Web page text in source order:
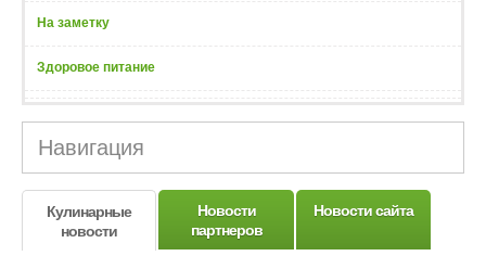
На заметку
Здоровое питание
Навигация
Кулинарные
новости
Новости
партнеров
Новости сайта